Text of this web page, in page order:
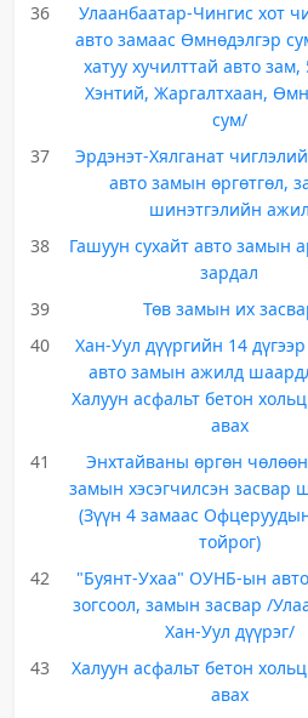
36
Улаанбаатар-Чингис хот
авто замаас Өмнөдэлгэр
хатуу хучилттай авто
Хэнтий, Жаргалтхаан,
сум/
37
Эрдэнэт-Хялганат
авто замын өргөтгөл,
шинэтгэлийн ажил
38
Гашуун сухайт авто замын
зардал
39 Төв замын их
40
Хан-Уул дүүргийн 14
авто замын ажилд
Халуун асфальт бетон
авах
41
Энхтайваны өргөн
замын хэсэгчилсэн засвар
(Зүүн 4 замаас
тойрог)
42
"Буянт-Ухаа" ОУНБ-ын
зогсоол, замын засвар /
Хан-Уул дүүрэг/
43
Халуун асфальт бетон
авах